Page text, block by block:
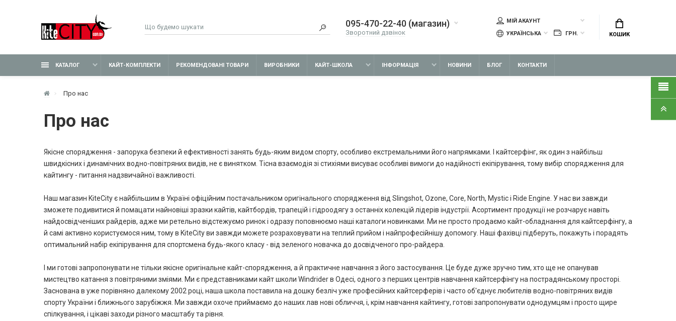
095-470-22-40 (магазин)
Зворотний дзвінок
МІЙ АКАУНТ
УКРАЇНСЬКА
ГРН. КОШИК
КАТАЛОГ КАЙТ-КОМПЛЕКТИ РЕКОМЕНДОВАНІ ТОВАРИ ВИРОБНИКИ КАЙТ-ШКОЛА ІНФОРМАЦІЯ НОВИНИ БЛОГ КОНТАКТИ
Про нас
Про нас
Якісне спорядження - запорука безпеки й ефективності занять будь-яким видом спорту, особливо екстремальними його напрямками. І кайтсерфінг, як один з найбільш
швидкісних і динамічних водно-повітряних видів, не є винятком. Тісна взаємодія зі стихіями висуває особливі вимоги до надійності екіпірування, тому вибір спорядження для
кайтингу - питання надзвичайної важливості.
Наш магазин KiteCity є найбільшим в Україні офіційним постачальником оригінального спорядження від Slingshot, Ozone, Core, North, Mystic і Ride Engine. У нас ви завжди
зможете подивитися й помацати найновіші зразки кайтів, кайтбордів, трапецій і гідроодягу з останніх колекцій лідерів індустрії. Асортимент продукції не розчарує навіть
найдосвідченіших райдерів, адже ми ретельно відстежуємо ринок і одразу поповнюємо наші каталоги новинками. Ми не просто продаємо кайт-обладнання для кайтсерфінгу, а
й самі активно користуємося ним, тому в KiteCity ви завжди можете розраховувати на теплий прийом і найпрофесійнішу допомогу. Наші фахівці підберуть, покажуть і порадять
оптимальний набір екіпірування для спортсмена будь-якого класу - від зеленого новачка до досвідченого про-райдера.
І ми готові запропонувати не тільки якісне оригінальне кайт-спорядження, а й практичне навчання з його застосування. Це буде дуже зручно тим, хто ще не опанував
мистецтво катання з повітряними зміями. Ми є представниками кайт школи Windrider в Одесі, одного з перших центрів навчання кайтсерфінгу на пострадянському просторі.
Заснована в уже порівняно далекому 2002 році, наша школа поставила на дошку безліч уже професійних кайтсерферів і часто об'єднує любителів водно-повітряних видів
спорту України і ближнього зарубіжжя. Ми завжди охоче приймаємо до наших лав нові обличчя, і, крім навчання кайтингу, готові запропонувати однодумцям і просто щире
спілкування, і цікаві заходи різного масштабу та рівня.